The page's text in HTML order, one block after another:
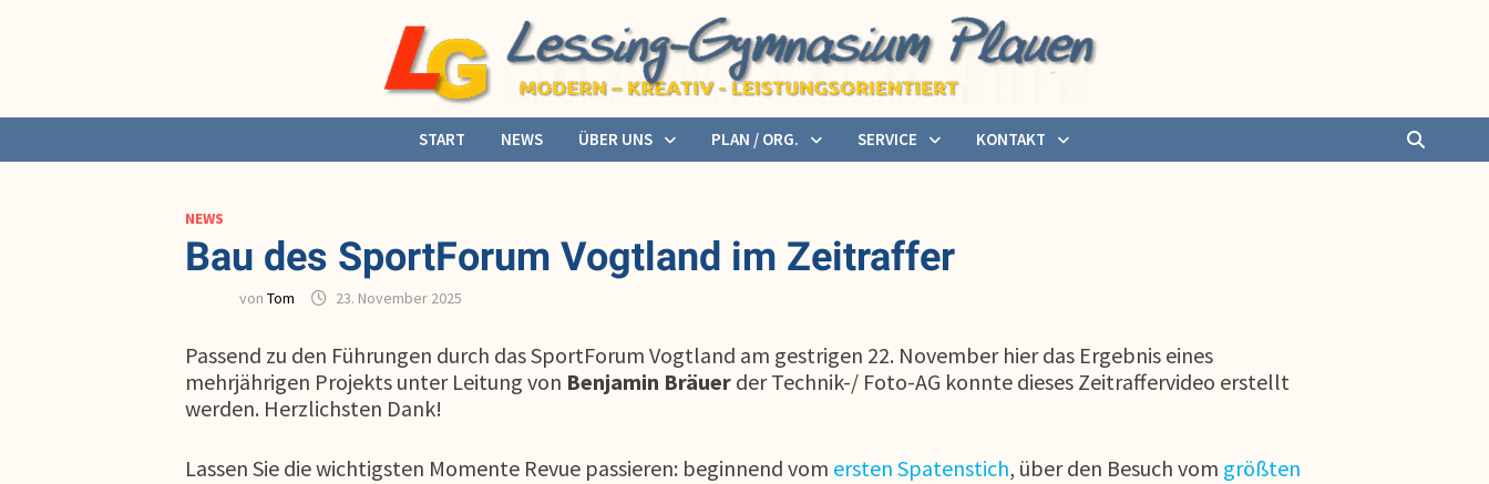
START NEWS ÜBER UNS PLAN / ORG. SERVICE KONTAKT
NEWS
Bau des SportForum Vogtland im Zeitraffer
von Tom 23. November 2025
Passend zu den Führungen durch das SportForum Vogtland am gestrigen 22. November hier das Ergebnis eines
mehrjährigen Projekts unter Leitung von Benjamin Bräuerder Technik-/ Foto-AG konnte dieses Zeitraffervideo erstellt
werden. Herzlichsten Dank!
Lassen Sie die wichtigsten Momente Revue passieren: beginnend vom ersten Spatenstich, über den Besuch vom größten